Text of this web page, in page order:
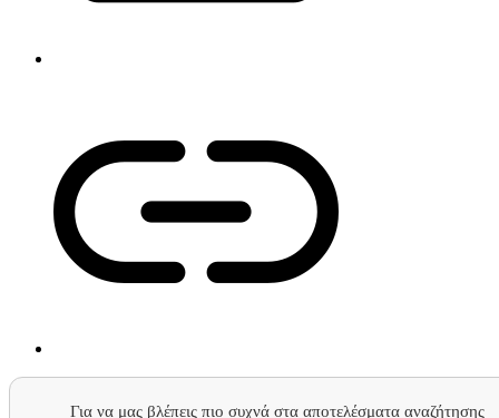
Για να μας βλέπεις πιο συχνά στα αποτελέσματα αναζήτησης